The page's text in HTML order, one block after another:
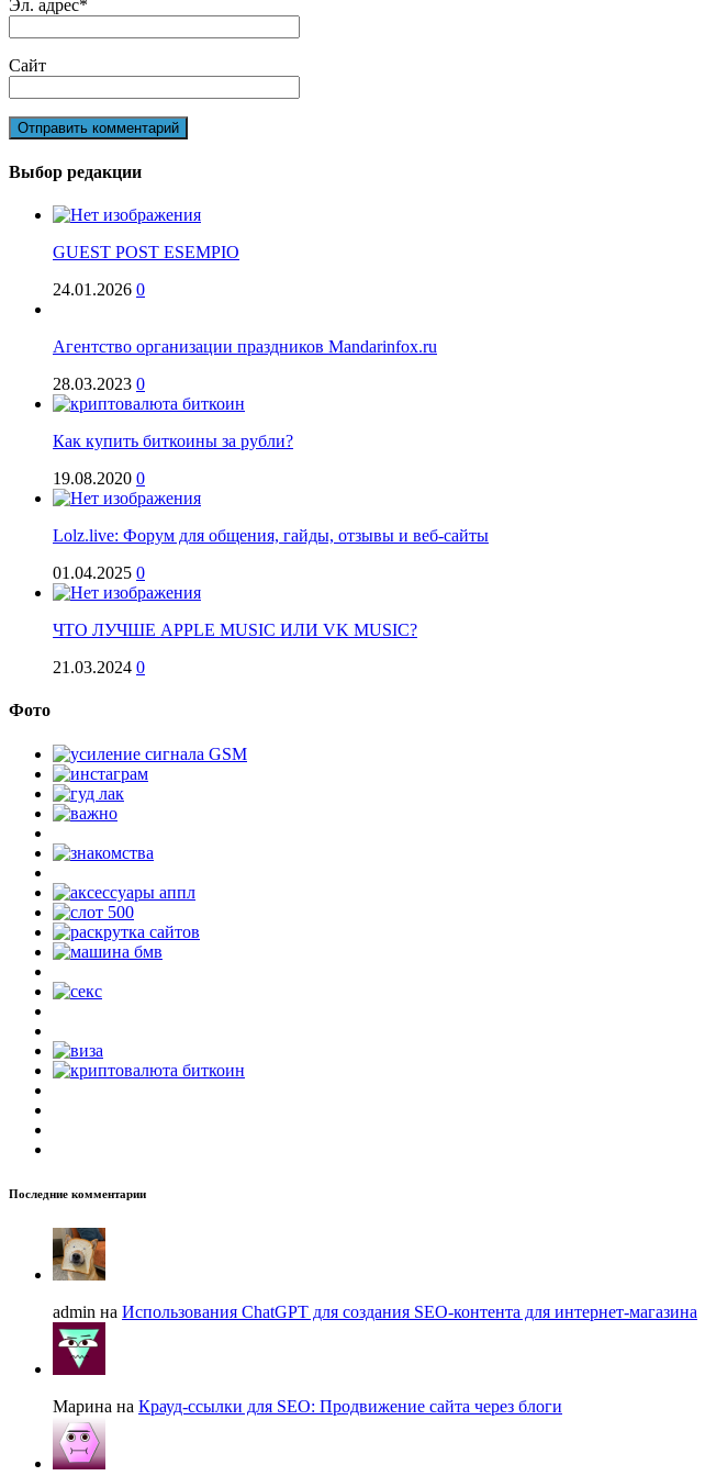
Эл. адрес*
Сайт
Выбор редакции
GUEST POST ESEMPIO
24.01.2026 0
Агентство организации праздников Mandarinfox.ru
28.03.2023 0
Как купить биткоины за рубли?
19.08.2020 0
Lolz.live: Форум для общения, гайды, отзывы и веб-сайты
01.04.2025 0
ЧТО ЛУЧШЕ APPLE MUSIC ИЛИ VK MUSIC?
21.03.2024 0
Фото
Последние комментарии
admin на Использования ChatGPT для создания SEO-контента для интернет-магазина
Марина на Крауд-ссылки для SEO: Продвижение сайта через блоги